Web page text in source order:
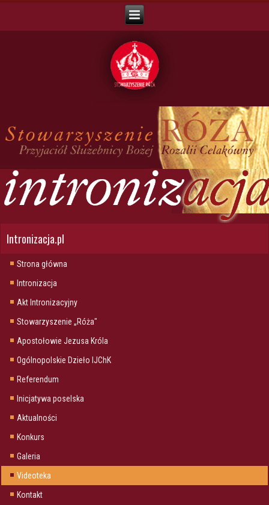
Intronizacja.pl
Strona główna
Intronizacja
Akt Intronizacyjny
Stowarzyszenie „Róża"
Apostołowie Jezusa Króla
Ogólnopolskie Dzieło IJChK
Referendum
Inicjatywa poselska
Aktualności
Konkurs
Galeria
Videoteka
Kontakt